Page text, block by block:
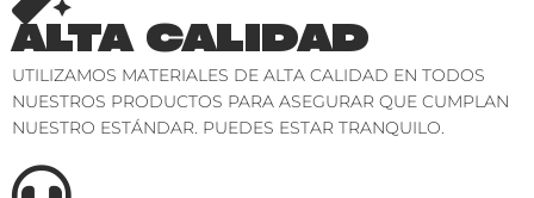
ALTA CALIDAD
UTILIZAMOS MATERIALES DE ALTA CALIDAD EN TODOS
NUESTROS PRODUCTOS PARA ASEGURAR QUE CUMPLAN
NUESTRO ESTÁNDAR. PUEDES ESTAR TRANQUILO.